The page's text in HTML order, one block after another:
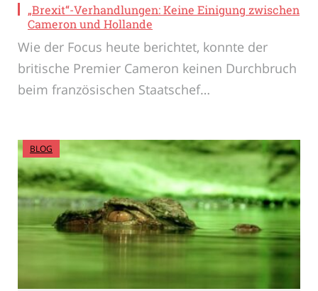
„Brexit“-Verhandlungen: Keine Einigung zwischen
Cameron und Hollande
Wie der Focus heute berichtet, konnte der
britische Premier Cameron keinen Durchbruch
beim französischen Staatschef…
BLOG